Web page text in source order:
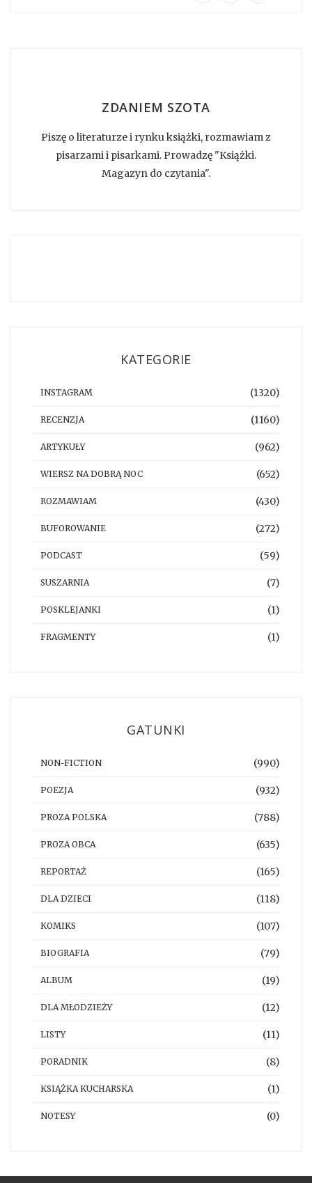
ZDANIEM SZOTA
Piszę o literaturze i rynku książki, rozmawiam z
pisarzami i pisarkami. Prowadzę "Książki.
Magazyn do czytania".
KATEGORIE
INSTAGRAM (1320)
RECENZJA (1160)
ARTYKUŁY (962)
WIERSZ NA DOBRĄ NOC (652)
ROZMAWIAM (430)
BUFOROWANIE (272)
PODCAST (59)
SUSZARNIA (7)
POSKLEJANKI (1)
FRAGMENTY (1)
GATUNKI
NON-FICTION (990)
POEZJA (932)
PROZA POLSKA (788)
PROZA OBCA (635)
REPORTAŻ (165)
DLA DZIECI (118)
KOMIKS (107)
BIOGRAFIA (79)
ALBUM (19)
DLA MŁODZIEŻY (12)
LISTY (11)
PORADNIK (8)
KSIĄŻKA KUCHARSKA (1)
NOTESY (0)